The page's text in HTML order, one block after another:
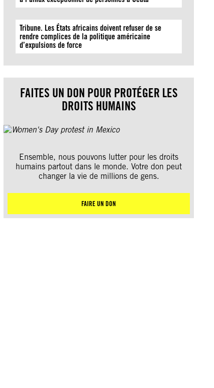
Tribune. Les États africains doivent refuser de se
rendre complices de la politique américaine
d’expulsions de force
FAITES UN DON POUR PROTÉGER LES
DROITS HUMAINS
Ensemble, nous pouvons lutter pour les droits
humains partout dans le monde. Votre don peut
changer la vie de millions de gens.
FAIRE UN DON